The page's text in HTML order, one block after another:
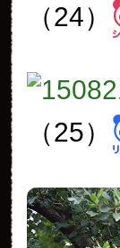
（24）
（25）